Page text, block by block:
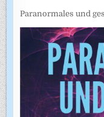
Paranormales und